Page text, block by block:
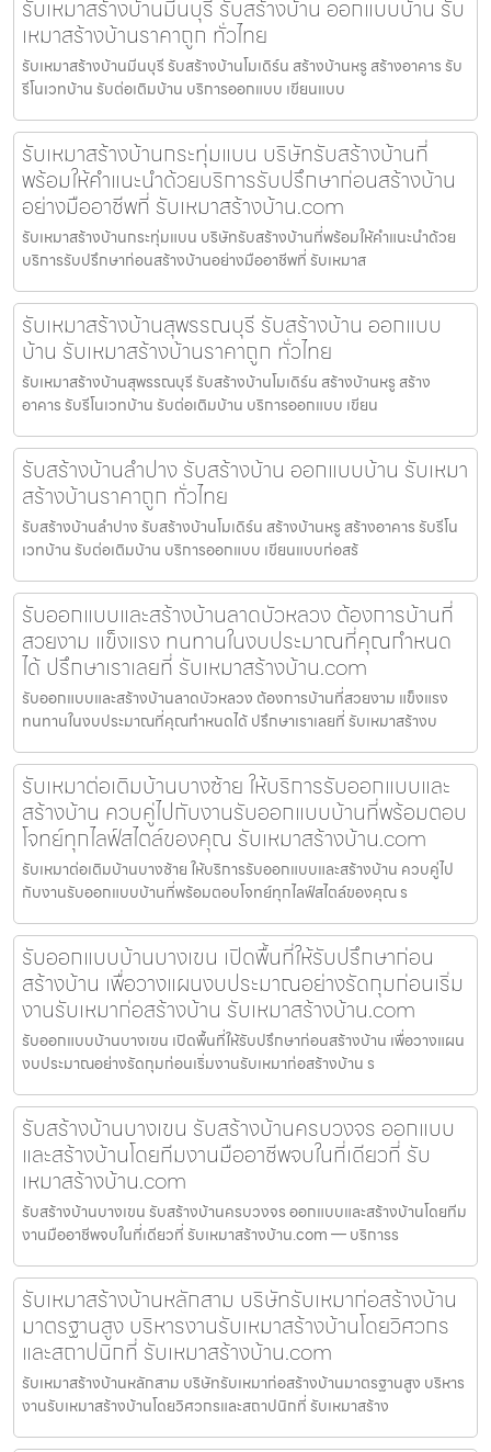
รับเหมาสร้างบ้านมีนบุรี รับสร้างบ้าน ออกแบบบ้าน รับ
เหมาสร้างบ้านราคาถูก ทั่วไทย
รับเหมาสร้างบ้านมีนบุรี รับสร้างบ้านโมเดิร์น สร้างบ้านหรู สร้างอาคาร รับ
รีโนเวทบ้าน รับต่อเติมบ้าน บริการออกแบบ เขียนแบบ
รับเหมาสร้างบ้านกระทุ่มแบน บริษัทรับสร้างบ้านที่
พร้อมให้คำแนะนำด้วยบริการรับปรึกษาก่อนสร้างบ้าน
อย่างมืออาชีพที่ รับเหมาสร้างบ้าน.com
รับเหมาสร้างบ้านกระทุ่มแบน บริษัทรับสร้างบ้านที่พร้อมให้คำแนะนำด้วย
บริการรับปรึกษาก่อนสร้างบ้านอย่างมืออาชีพที่ รับเหมาส
รับเหมาสร้างบ้านสุพรรณบุรี รับสร้างบ้าน ออกแบบ
บ้าน รับเหมาสร้างบ้านราคาถูก ทั่วไทย
รับเหมาสร้างบ้านสุพรรณบุรี รับสร้างบ้านโมเดิร์น สร้างบ้านหรู สร้าง
อาคาร รับรีโนเวทบ้าน รับต่อเติมบ้าน บริการออกแบบ เขียน
รับสร้างบ้านลำปาง รับสร้างบ้าน ออกแบบบ้าน รับเหมา
สร้างบ้านราคาถูก ทั่วไทย
รับสร้างบ้านลำปาง รับสร้างบ้านโมเดิร์น สร้างบ้านหรู สร้างอาคาร รับรีโน
เวทบ้าน รับต่อเติมบ้าน บริการออกแบบ เขียนแบบก่อสร้
รับออกแบบและสร้างบ้านลาดบัวหลวง ต้องการบ้านที่
สวยงาม แข็งแรง ทนทานในงบประมาณที่คุณกำหนด
ได้ ปรึกษาเราเลยที่ รับเหมาสร้างบ้าน.com
รับออกแบบและสร้างบ้านลาดบัวหลวง ต้องการบ้านที่สวยงาม แข็งแรง
ทนทานในงบประมาณที่คุณกำหนดได้ ปรึกษาเราเลยที่ รับเหมาสร้างบ
รับเหมาต่อเติมบ้านบางซ้าย ให้บริการรับออกแบบและ
สร้างบ้าน ควบคู่ไปกับงานรับออกแบบบ้านที่พร้อมตอบ
โจทย์ทุกไลฟ์สไตล์ของคุณ รับเหมาสร้างบ้าน.com
รับเหมาต่อเติมบ้านบางซ้าย ให้บริการรับออกแบบและสร้างบ้าน ควบคู่ไป
กับงานรับออกแบบบ้านที่พร้อมตอบโจทย์ทุกไลฟ์สไตล์ของคุณ ร
รับออกแบบบ้านบางเขน เปิดพื้นที่ให้รับปรึกษาก่อน
สร้างบ้าน เพื่อวางแผนงบประมาณอย่างรัดกุมก่อนเริ่ม
งานรับเหมาก่อสร้างบ้าน รับเหมาสร้างบ้าน.com
รับออกแบบบ้านบางเขน เปิดพื้นที่ให้รับปรึกษาก่อนสร้างบ้าน เพื่อวางแผน
งบประมาณอย่างรัดกุมก่อนเริ่มงานรับเหมาก่อสร้างบ้าน ร
รับสร้างบ้านบางเขน รับสร้างบ้านครบวงจร ออกแบบ
และสร้างบ้านโดยทีมงานมืออาชีพจบในที่เดียวที่ รับ
เหมาสร้างบ้าน.com
รับสร้างบ้านบางเขน รับสร้างบ้านครบวงจร ออกแบบและสร้างบ้านโดยทีม
งานมืออาชีพจบในที่เดียวที่ รับเหมาสร้างบ้าน.com — บริการร
รับเหมาสร้างบ้านหลักสาม บริษัทรับเหมาก่อสร้างบ้าน
มาตรฐานสูง บริหารงานรับเหมาสร้างบ้านโดยวิศวกร
และสถาปนิกที่ รับเหมาสร้างบ้าน.com
รับเหมาสร้างบ้านหลักสาม บริษัทรับเหมาก่อสร้างบ้านมาตรฐานสูง บริหาร
งานรับเหมาสร้างบ้านโดยวิศวกรและสถาปนิกที่ รับเหมาสร้าง